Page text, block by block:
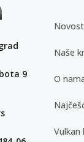
9
Naše
O
Vulkan